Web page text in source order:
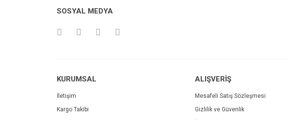
Ürün açıklamasında eksik bilgiler bulunuyor.
SOSYAL MEDYA
KURUMSAL
İletişim
Kargo Takibi
ALIŞVERİŞ
Mesafeli Satış Sözleşmesi
Gizlilik ve Güvenlik